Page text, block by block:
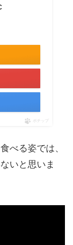
ポチップ
べる姿では、
いと思いま